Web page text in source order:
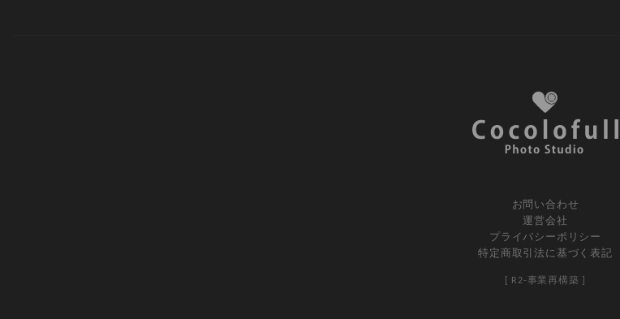
お問い合わせ
運営会社
プライバシーポリシー
特定商取引法に基づく表記
[ R2-事業再構築 ]